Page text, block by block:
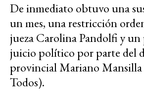
De inmediato obtuvo una
un mes, una restricción
jueza Carolina Pandolfi y un
juicio político por parte del
provincial Mariano Mansilla
Todos).